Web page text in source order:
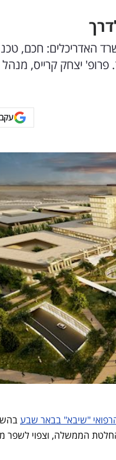
חכם,
לתחבורה ציבורית. יכלול 600 מיטות אשפוז. פרופ'
"שיבא" בבאר שבע
אשפוז, כפי שנקבע בהחלטת הממשלה,